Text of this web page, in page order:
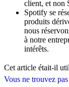
Vous ne trouvez
client, et non
Spotify se
produits
nous
à notre
intérêts.
Cet article était-il